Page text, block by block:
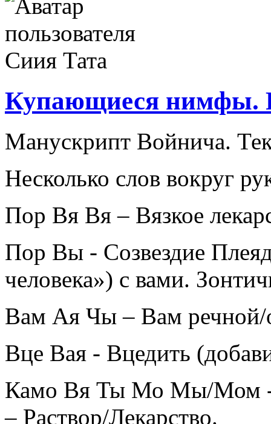
Купающиеся нимфы.
Манускрипт Войнича.
Несколько слов вокруг
Пор Вя Вя – Вязкое
Пор Вы - Созвездие
человека») с вами.
Вам Ая Чы – Вам речной/
Вце Вая - Вцедить
Камо Вя Ты Мо Мы/Мом -
– Раствор/Лекарство.